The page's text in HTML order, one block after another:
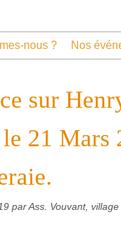
nous ? Nos
sur
21 Mars
par Ass. Vouvant,